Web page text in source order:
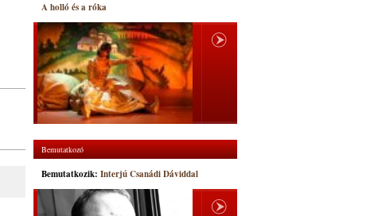
A holló és a róka
Bemutatkozó
Bemutatkozik: Interjú Csanádi Dáviddal